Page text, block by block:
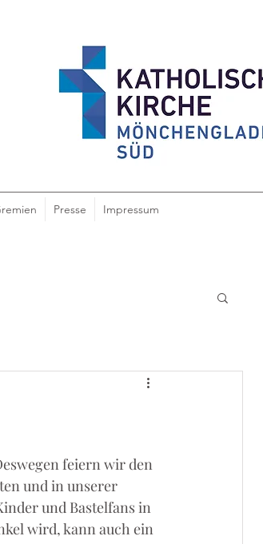
Presse Impressum
feiern wir den
und in unserer
und Bastelfans in
wird, kann auch ein